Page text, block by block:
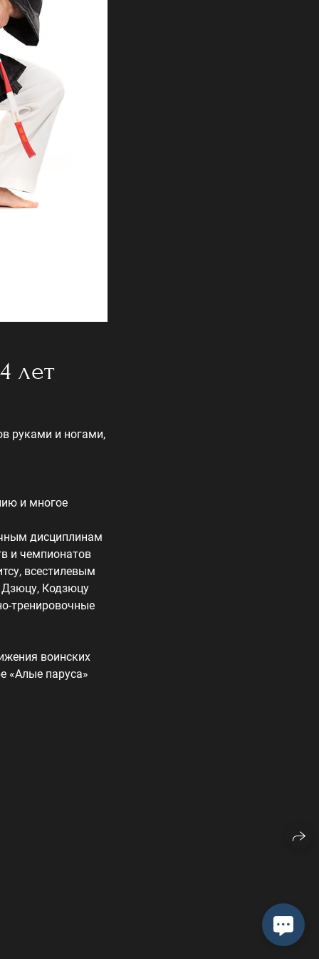
лет
руками и ногами,
и многое
дисциплинам
и чемпионатов
всестилевым
Дзюцу, Кодзюцу
тренировочные
воинских
«Алые паруса»